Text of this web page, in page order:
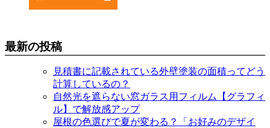
最新の投稿
見積書に記載されている外壁塗装の面積ってどう
計算しているの？
自然光を遮らない窓ガラス用フィルム【グラフィ
ル】で解放感アップ
屋根の色選びで夏が変わる？「お好みのデザイ